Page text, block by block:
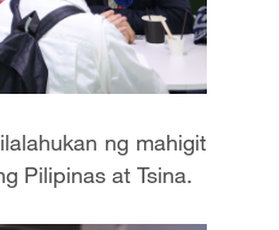
ng mahigit
Pilipinas at Tsina.